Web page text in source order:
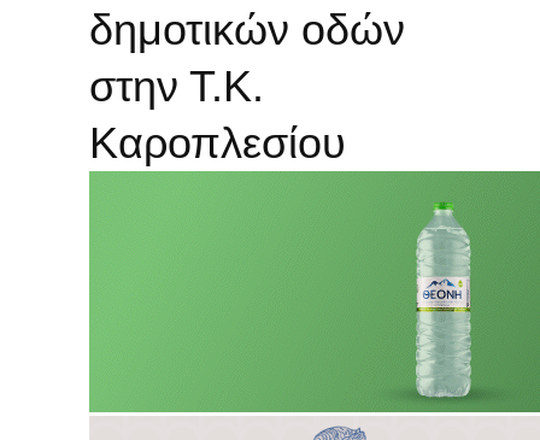
δημοτικών οδών
στην Τ.Κ.
Καροπλεσίου